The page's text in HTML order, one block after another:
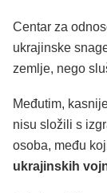
Centar za
ukrajinske
zemlje, nego
Međutim,
nisu složili s
osoba, među
ukrajinskih